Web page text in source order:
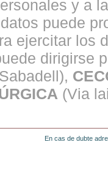
y a
puede
ejercitar los
dirigirse
(Via
En cas de dubte